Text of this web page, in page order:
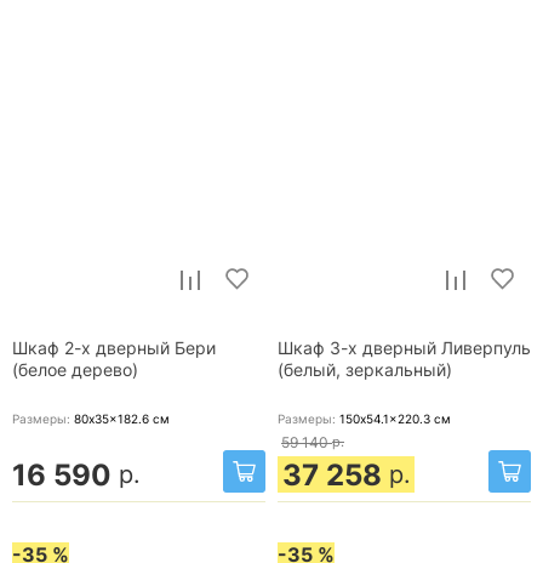
Шкаф 2-х дверный Бери
(белое дерево)
Размеры: 80x35x182.6 см
16 590 р.
Шкаф 3-х дверный Ливерпуль
(белый, зеркальный)
Размеры: 150x54.1x220.3 см
59 140 р.
37 258 р.
-35 % -35 %